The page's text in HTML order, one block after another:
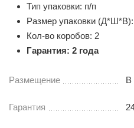
Тип упаковки: п/п
Размер упаковки
Кол-во коробов: 2
Гарантия: 2 года
Размещение В
Гарантия